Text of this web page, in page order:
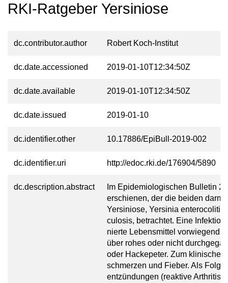
RKI-Ratgeber Yersiniose
dc.contributor.author Robert Koch-Institut
dc.date.accessioned 2019-01-10T12:34:50Z
dc.date.available 2019-01-10T12:34:50Z
dc.date.issued 2019-01-10
dc.identifier.other 10.17886/EpiBull-2019-002
dc.identifier.uri http://edoc.rki.de/176904/5890
dc.description.abstract
Im Epidemio­lo­gischen Bulletin
erschienen, der die beiden
Yersiniose, Yersinia
culosis, betrachtet. Eine
nierte Le­bens­mittel vor­wie­gend
über rohes oder nicht
oder Hacke­peter. Zum
schmer­zen und Fieber. Als
ent­zün­dungen (reak­tive